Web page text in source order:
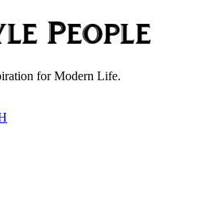
for Modern Life.